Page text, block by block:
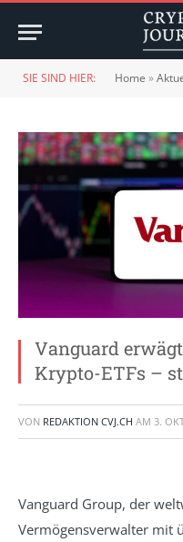
SIE SIND HIER: Home »
Vanguard
Krypto-ETFs –
VON REDAKTION CVJ.CH AM 3.
Vanguard Group, der
Vermögensverwalter mit